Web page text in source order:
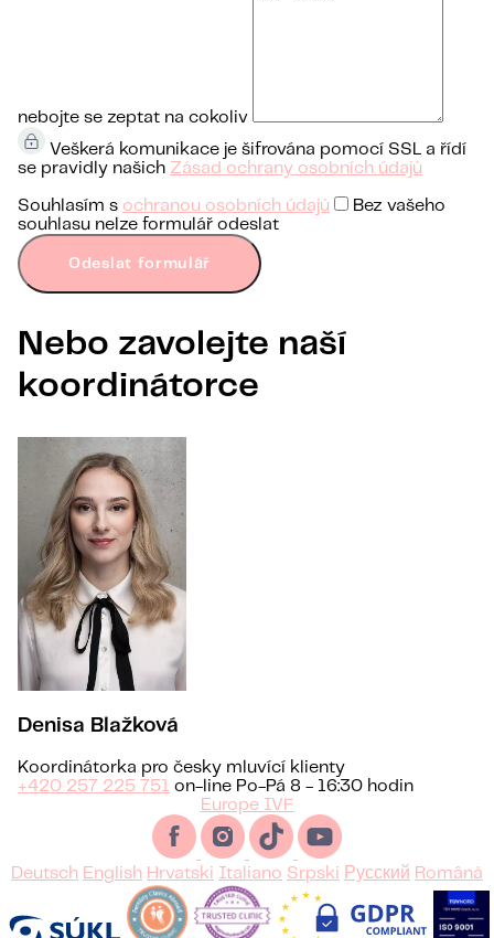
nebojte se zeptat na cokoliv
Veškerá komunikace je šifrována pomocí SSL a řídí
se pravidly našich Zásad ochrany osobních údajů
Souhlasím s ochranou osobních údajů
Bez vašeho
souhlasu nelze formulář odeslat
Odeslat formulář
Nebo zavolejte naší
koordinátorce
Denisa Blažková
Koordinátorka pro česky mluvící klienty
+420 257 225 751
on-line Po-Pá 8 - 16:30 hodin
Europe IVF
Deutsch English Hrvatski Italiano Srpski Русский Română